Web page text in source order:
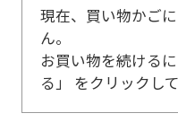
現在、買い物かご
ん。
お買い物を続ける
る」 をクリックし